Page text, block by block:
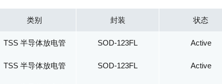
类别 封装 状态
TSS 半导体放电管 SOD-123FL Active
TSS 半导体放电管 SOD-123FL Active